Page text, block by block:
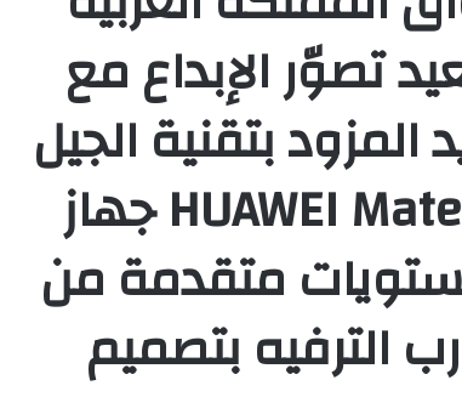
تصوّر الإبداع مع
بتقنية الجيل
الخامس HUAWEI MatePad Pro 5G جهاز
متقدمة من
الترفيه بتصميم